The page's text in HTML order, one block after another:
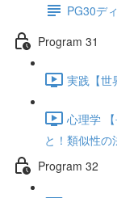
PG30デ
Program 31
実践【世
心理学
と！類似性
Program 32